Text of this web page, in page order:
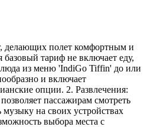
делающих полет комфортным и
тариф не включает еду,
из меню 'IndiGo Tiffin' до или
и включает
опции. 2. Развлечения:
пассажирам смотреть
на своих устройствах
выбора места с